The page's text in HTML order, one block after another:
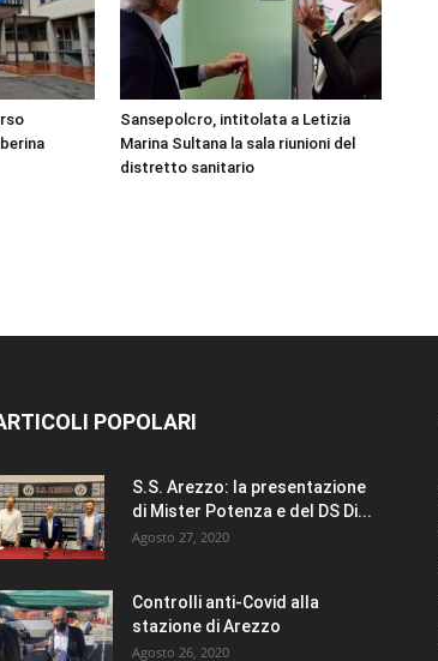
Sansepolcro, intitolata a Letizia
Marina Sultana la sala riunioni del
distretto sanitario
POPOLARI
S.S. Arezzo: la presentazione
di Mister Potenza e del DS Di...
Agosto 27, 2020
Controlli anti-Covid alla
stazione di Arezzo
Agosto 26, 2020